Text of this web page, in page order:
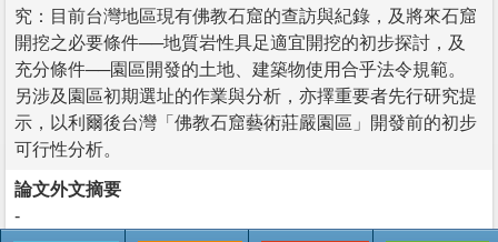
究：目前台灣地區現有佛教石窟的查訪與紀錄，及將來石窟
開挖之必要條件──地質岩性具足適宜開挖的初步探討，及
充分條件──園區開發的土地、建築物使用合乎法令規範。
另涉及園區初期選址的作業與分析，亦擇重要者先行研究提
示，以利爾後台灣「佛教石窟藝術莊嚴園區」開發前的初步
可行性分析。
論文外文摘要
-